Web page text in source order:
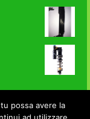
possa avere la